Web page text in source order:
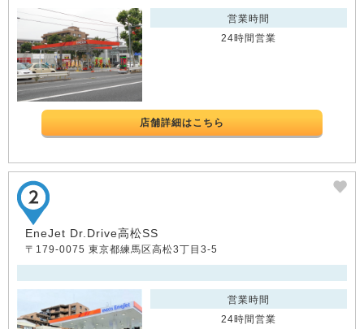
営業時間
24時間営業
店舗詳細はこちら
EneJet Dr.Drive高松SS
〒179-0075 東京都練馬区高松3丁目3-5
営業時間
24時間営業